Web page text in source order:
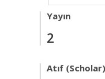
Yayın
2
Atıf (Scholar)